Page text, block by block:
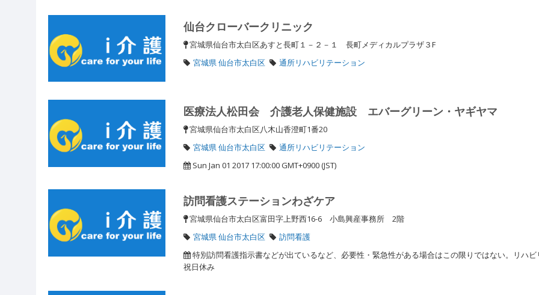
仙台クローバークリニック
宮城県仙台市太白区あすと長町１－２－１ 長町メディカルプラザ３F
宮城県 仙台市太白区
通所リハビリテーション
医療法人松田会 介護老人保健施設 エバーグリーン・ヤギヤマ
宮城県仙台市太白区八木山香澄町1番20
宮城県 仙台市太白区
通所リハビリテーション
Sun Jan 01 2017 17:00:00 GMT+0900 (JST)
訪問看護ステーションわざケア
宮城県仙台市太白区富田字上野西16-6 小島興産事務所 2階
宮城県 仙台市太白区
訪問看護
特別訪問看護指示書などが出ているなど、必要性・緊急性がある場合はこの限りではない。リハ
祝日休み